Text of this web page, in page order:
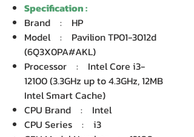
Specification :
Brand : HP
Model : Pavilion TP01-3012d
(6Q3X0PA#AKL)
Processor : Intel Core i3-
12100 (3.3GHz up to 4.3GHz, 12MB
Intel Smart Cache)
CPU Brand : Intel
CPU Series : i3